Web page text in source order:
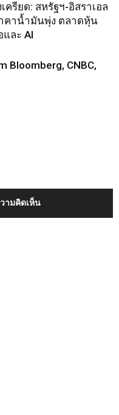
รียด: สหรัฐฯ-อิสราเอล
คาน้ำมันพุ่ง ตลาดหุ้น
ละ AI
Bloomberg, CNBC,
ามคิดเห็น